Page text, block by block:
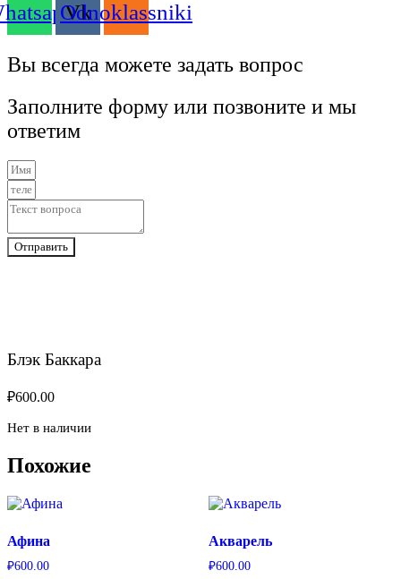
Vk
Odnoklassniki
Вы всегда можете задать вопрос
Заполните форму или позвоните и мы
ответим
Отправить
Блэк Баккара
₽600.00
Нет в наличии
Похожие
Афина
₽600.00
Акварель
₽600.00